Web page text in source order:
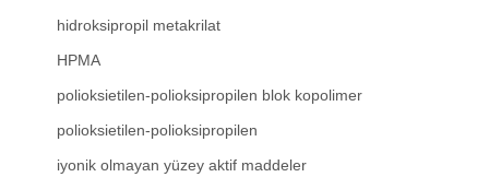
hidroksipropil metakrilat
HPMA
polioksietilen-polioksipropilen blok kopolimer
polioksietilen-polioksipropilen
iyonik olmayan yüzey aktif maddeler